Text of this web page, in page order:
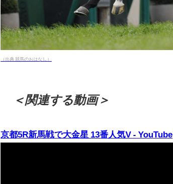
（出典 競馬のおはなし）
＜関連する動画＞
京都5R新馬戦で大金星 13番人気V - YouTube